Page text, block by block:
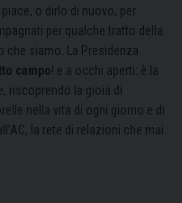
o dirlo di nuovo, per
per qualche tratto della
che siamo. La Presidenza
campo! e a occhi aperti: è la
riscoprendo la gioia di
nella vita di ogni giorno e di
la rete di relazioni che mai